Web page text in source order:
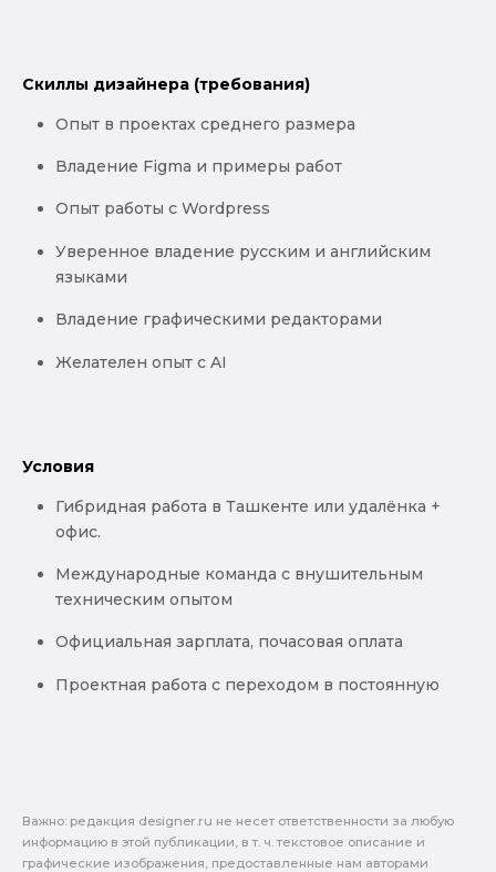
Скиллы дизайнера (требования)
Опыт в проектах среднего размера
Владение Figma и примеры работ
Опыт работы c Wordpress
Уверенное владение русским и английским
языками
Владение графическими редакторами
Желателен опыт с AI
Условия
Гибридная работа в Ташкенте или удалёнка +
офис.
Международные команда с внушительным
техническим опытом
Официальная зарплата, почасовая оплата
Проектная работа с переходом в постоянную
Важно: pедакция designer.ru не несет ответственности за любую
информацию в этой публикации, в т. ч. текстовое описание и
графические изображения, предоставленные нам авторами